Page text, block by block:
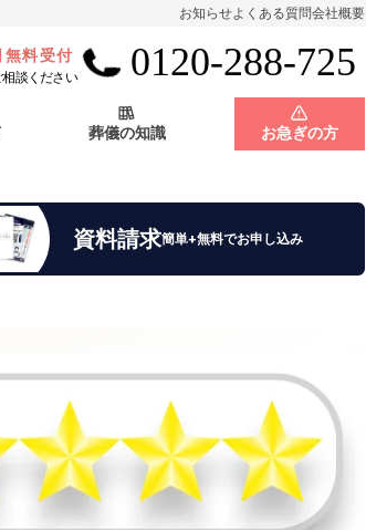
お知らせよくある質問会社概要
無料受付
談ください 0120-288-725
問
葬儀の知識 お急ぎの方
会員制度
神奈川県
問
資料請求簡単+無料でお申し込み